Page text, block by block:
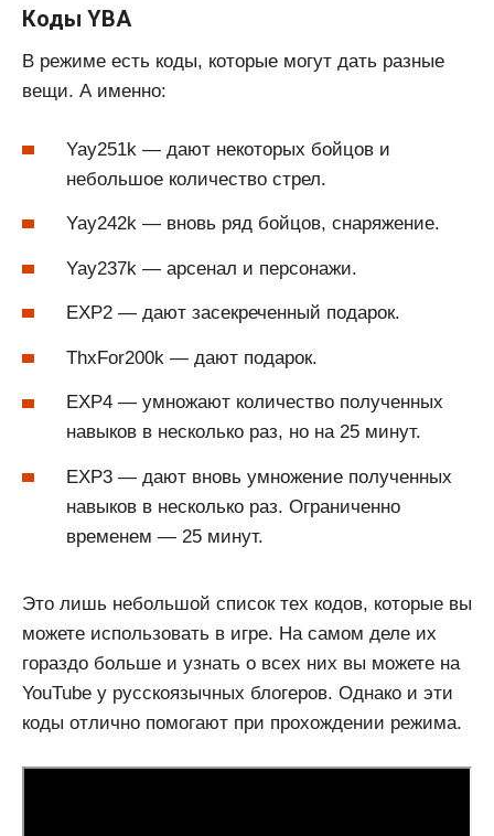
Коды YBA
В режиме есть коды, которые могут дать разные
вещи. А именно:
Yay251k — дают некоторых бойцов и
небольшое количество стрел.
Yay242k — вновь ряд бойцов, снаряжение.
Yay237k — арсенал и персонажи.
EXP2 — дают засекреченный подарок.
ThxFor200k — дают подарок.
EXP4 — умножают количество полученных
навыков в несколько раз, но на 25 минут.
EXP3 — дают вновь умножение полученных
навыков в несколько раз. Ограниченно
временем — 25 минут.
Это лишь небольшой список тех кодов, которые вы
можете использовать в игре. На самом деле их
гораздо больше и узнать о всех них вы можете на
YouTube у русскоязычных блогеров. Однако и эти
коды отлично помогают при прохождении режима.